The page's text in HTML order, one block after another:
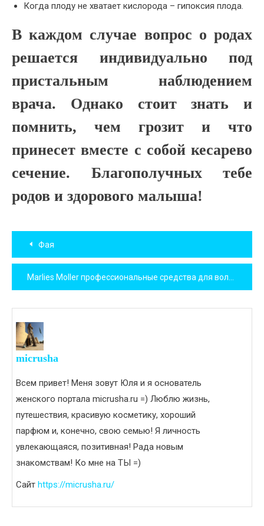
Когда плоду не хватает кислорода – гипоксия плода.
В каждом случае вопрос о родах
решается индивидуально под
пристальным наблюдением
врача. Однако стоит знать и
помнить, чем грозит и что
принесет вместе с собой кесарево
сечение. Благополучных тебе
родов и здорового малыша!
Навигация
по
записям
Фая
Marlies Moller профессиональные средства для волос
micrusha
Всем привет! Меня зовут Юля и я основатель
женского портала micrusha.ru =) Люблю жизнь,
путешествия, красивую косметику, хороший
парфюм и, конечно, свою семью! Я личность
увлекающаяся, позитивная! Рада новым
знакомствам! Ко мне на ТЫ =)
Сайт https://micrusha.ru/